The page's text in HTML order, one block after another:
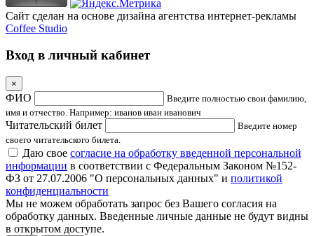
Сайт сделан на основе дизайна агентства интернет-рекламы
Coffee Studio
Вход в личный кабинет
×
ФИО
Введите полностью свои фамилию,
имя и отчество. Например: иванов иван иванович
Читательский билет
Введите номер
своего читательского билета.
Даю свое согласие на обработку введенной персональной
информации в соответствии с Федеральным Законом №152-
ФЗ от 27.07.2006 "О персональных данных" и политикой
конфиденциальности
Мы не можем обработать запрос без Вашего согласия на
обработку данных. Введенные личные данные не будут видны
в открытом доступе.